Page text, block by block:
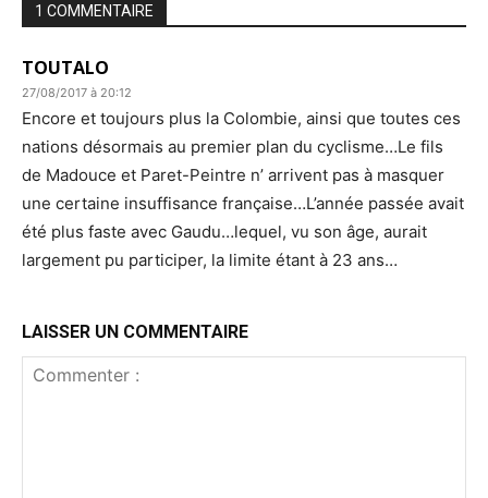
1 COMMENTAIRE
TOUTALO
27/08/2017 à 20:12
Encore et toujours plus la Colombie, ainsi que toutes ces
nations désormais au premier plan du cyclisme…Le fils
de Madouce et Paret-Peintre n’ arrivent pas à masquer
une certaine insuffisance française…L’année passée avait
été plus faste avec Gaudu…lequel, vu son âge, aurait
largement pu participer, la limite étant à 23 ans…
LAISSER UN COMMENTAIRE